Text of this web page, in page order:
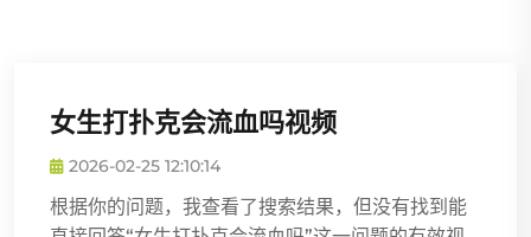
女生打扑克会流血吗视频
2026-02-25 12:10:14
根据你的问题，我查看了搜索结果，但没有找到能